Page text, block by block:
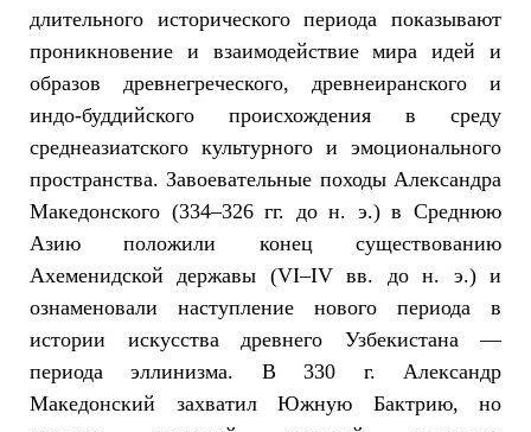
длительного исторического периода показывают
проникновение и взаимодействие мира идей и
образов древнегреческого, древнеиранского и
индо-буддийского происхождения в среду
среднеазиатского культурного и эмоционального
пространства. Завоевательные походы Александра
Македонского (334–326 гг. до н. э.) в Среднюю
Азию положили конец существованию
Ахеменидской державы (VI–IV вв. до н. э.) и
ознаменовали наступление нового периода в
истории искусства древнего Узбекистана —
периода эллинизма. В 330 г. Александр
Македонский захватил Южную Бактрию, но